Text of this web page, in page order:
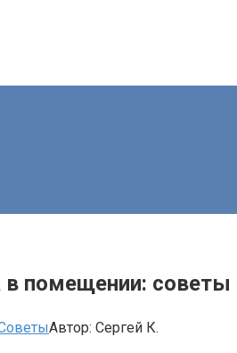
помещении:
Автор: Сергей К.